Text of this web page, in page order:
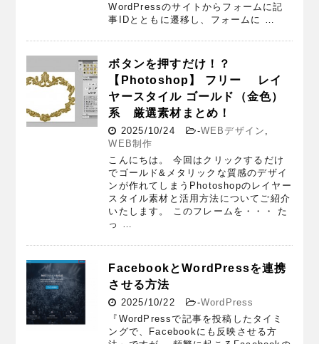
WordPressのサイトからフォームに記
事IDとともに遷移し、フォームに …
ボタンを押すだけ！？
【Photoshop】 フリー レイ
ヤースタイル ゴールド（金色）
系 厳選素材まとめ！
2025/10/24 -WEBデザイン
WEB制作
こんにちは。 今回はクリックするだけ
でゴールド&メタリックな質感のデザイ
ンが作れてしまうPhotoshopのレイヤー
スタイル素材と活用方法についてご紹介
いたします。 このフレームを・・・ た
っ …
FacebookとWordPressを連携
させる方法
2025/10/22 -WordPress
『WordPressで記事を投稿したタイミ
ングで、Facebookにも反映させる方